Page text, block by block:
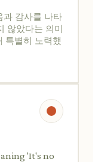
과 감사를 나타
않았다는 의미
특별히 노력했
'It's no